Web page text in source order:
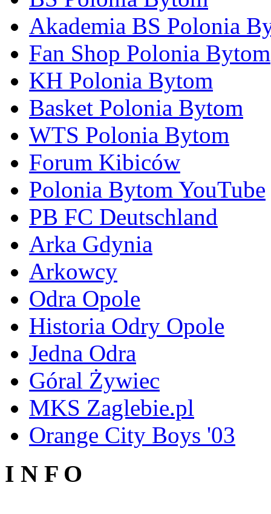
Akademia BS Polonia
Fan Shop Polonia Bytom
KH Polonia Bytom
Basket Polonia Bytom
WTS Polonia Bytom
Forum Kibiców
Polonia Bytom YouTube
PB FC Deutschland
Arka Gdynia
Arkowcy
Odra Opole
Historia Odry Opole
Jedna Odra
Góral Żywiec
MKS Zaglebie.pl
Orange City Boys '03
I N F O